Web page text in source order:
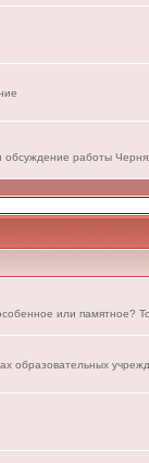
обсуждение работы
или памятное?
образовательных